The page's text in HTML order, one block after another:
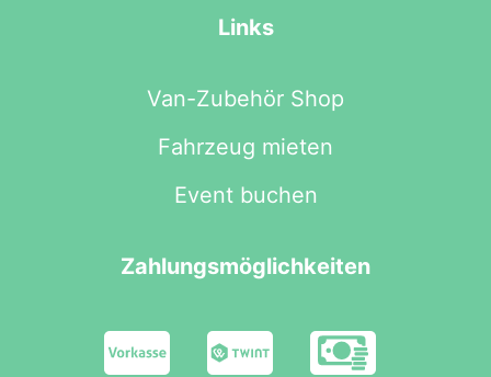
Links
Van-Zubehör Shop
Fahrzeug mieten
Event buchen
Zahlungsmöglichkeiten